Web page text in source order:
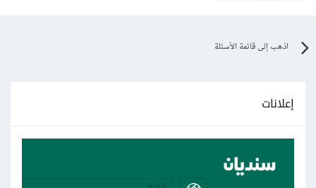
اذهب إلى قائمة الأسئلة
إعلانات